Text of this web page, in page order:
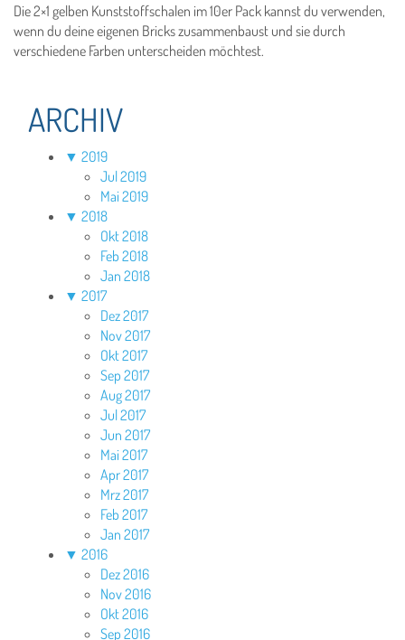
Die 2×1 gelben Kunststoffschalen im 10er Pack kannst du verwenden,
wenn du deine eigenen Bricks zusammenbaust und sie durch
verschiedene Farben unterscheiden möchtest.
ARCHIV
▼ 2019
Jul 2019
Mai 2019
▼ 2018
Okt 2018
Feb 2018
Jan 2018
▼ 2017
Dez 2017
Nov 2017
Okt 2017
Sep 2017
Aug 2017
Jul 2017
Jun 2017
Mai 2017
Apr 2017
Mrz 2017
Feb 2017
Jan 2017
▼ 2016
Dez 2016
Nov 2016
Okt 2016
Sep 2016